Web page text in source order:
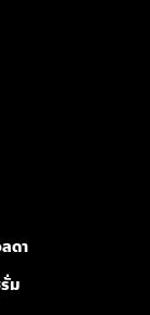
ดา
ม